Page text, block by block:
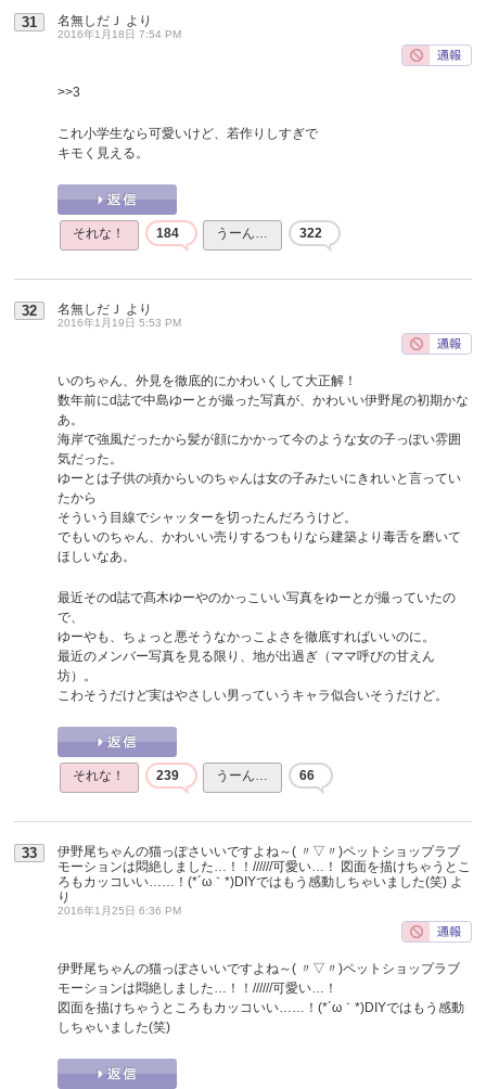
31 名無しだＪ より
2016年1月18日 7:54 PM
>>3
これ小学生なら可愛いけど、若作りしすぎで
キモく見える。
それな！ 184 うーん… 322
32 名無しだＪ より
2016年1月19日 5:53 PM
いのちゃん、外見を徹底的にかわいくして大正解！
数年前にd誌で中島ゆーとが撮った写真が、かわいい伊野尾の初期かな
あ。
海岸で強風だったから髪が顔にかかって今のような女の子っぽい雰囲
気だった。
ゆーとは子供の頃からいのちゃんは女の子みたいにきれいと言ってい
たから
そういう目線でシャッターを切ったんだろうけど。
でもいのちゃん、かわいい売りするつもりなら建築より毒舌を磨いて
ほしいなあ。
最近そのd誌で髙木ゆーやのかっこいい写真をゆーとが撮っていたの
で、
ゆーやも、ちょっと悪そうなかっこよさを徹底すればいいのに。
最近のメンバー写真を見る限り、地が出過ぎ（ママ呼びの甘えん
坊）。
こわそうだけど実はやさしい男っていうキャラ似合いそうだけど。
それな！ 239 うーん… 66
33
伊野尾ちゃんの猫っぽさいいですよね～( 〃▽〃)ペットショップラブ
モーションは悶絶しました…！！//////可愛い…！ 図面を描けちゃうとこ
ろもカッコいい……！(*´ω｀*)DIYではもう感動しちゃいました(笑) よ
り
2016年1月25日 6:36 PM
伊野尾ちゃんの猫っぽさいいですよね～( 〃▽〃)ペットショップラブ
モーションは悶絶しました…！！//////可愛い…！
図面を描けちゃうところもカッコいい……！(*´ω｀*)DIYではもう感動
しちゃいました(笑)